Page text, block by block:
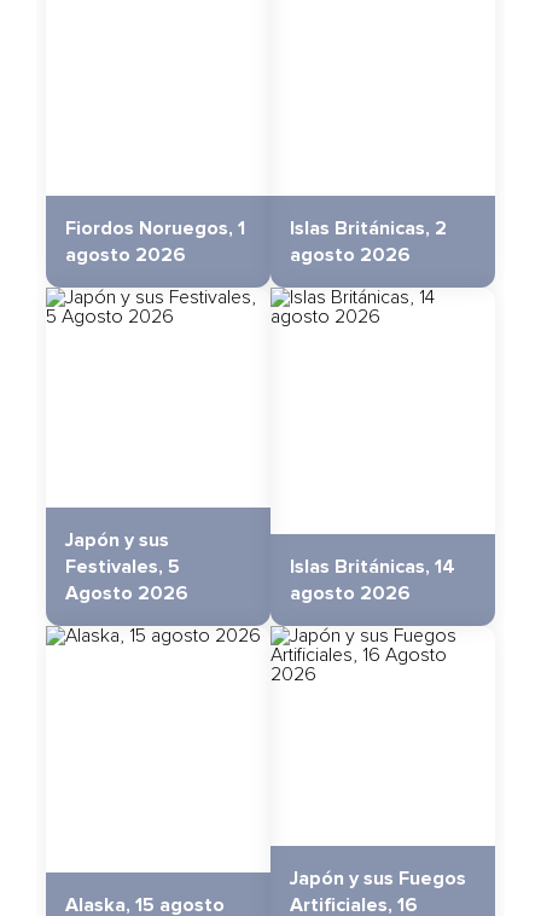
Fiordos Noruegos, 1
agosto 2026
Islas Británicas, 2
agosto 2026
Japón y sus
Festivales, 5
Agosto 2026
Islas Británicas, 14
agosto 2026
Alaska, 15 agosto
Japón y sus Fuegos
Artificiales, 16